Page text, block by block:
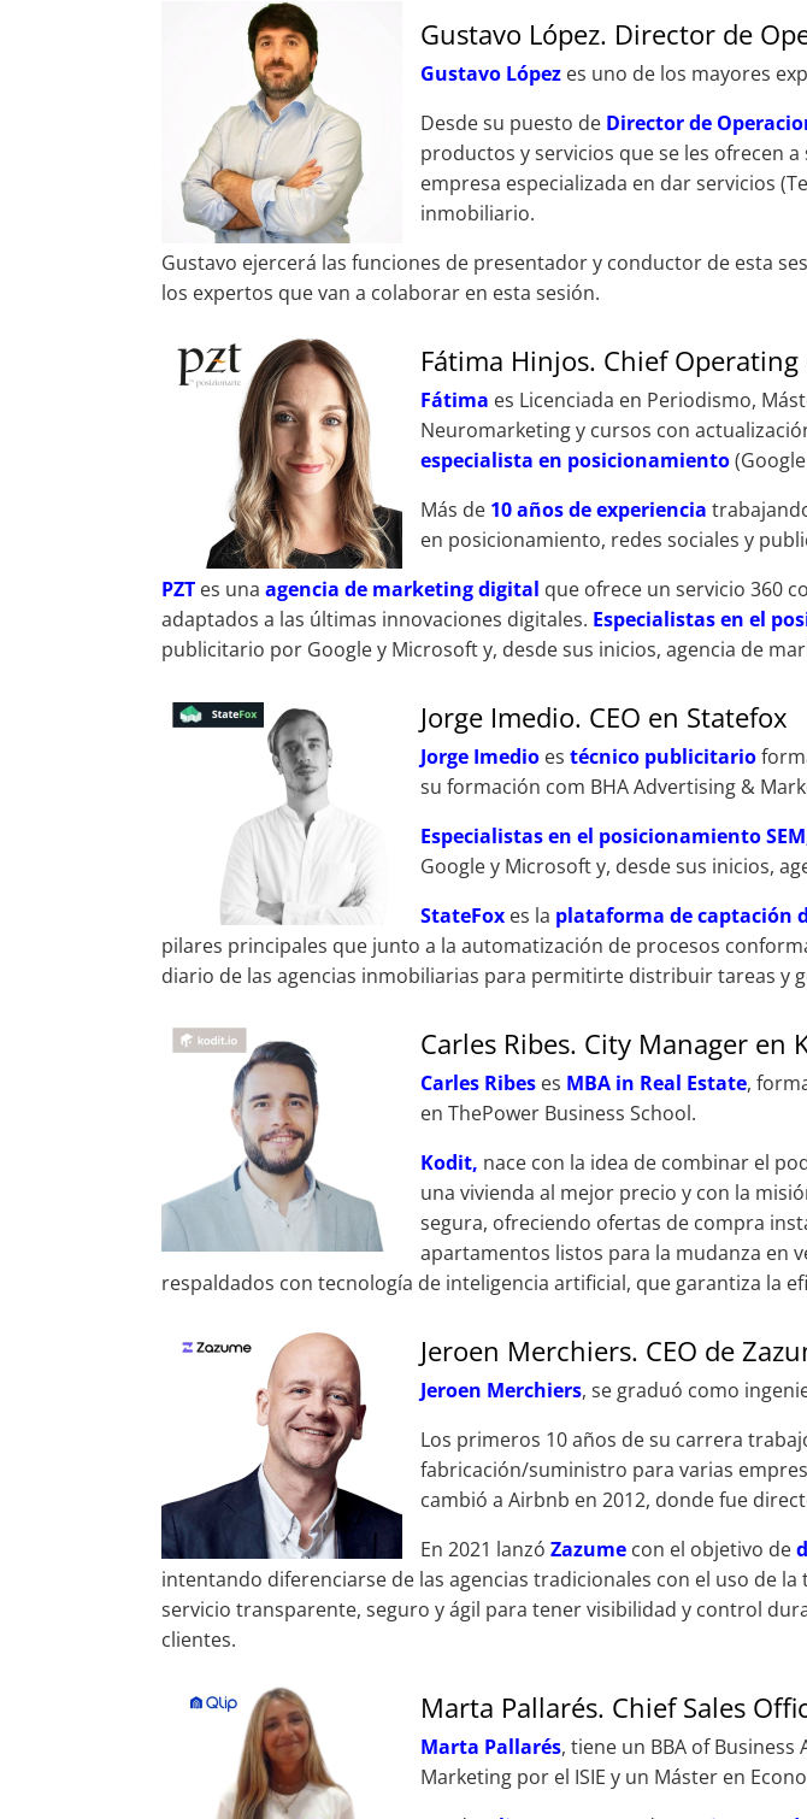
Gustavo López. Director de
Gustavo López es uno de los mayores
Desde su puesto de Director de
productos y servicios que se les ofrecen
empresa especializada en dar servicios
inmobiliario.
Gustavo ejercerá las funciones de presentador y conductor de esta
los expertos que van a colaborar en esta sesión.
Fátima Hinjos. Chief Operating
Fátima es Licenciada en Periodismo,
Neuromarketing y cursos con
especialista en posicionamiento
Más de 10 años de experiencia
en posicionamiento, redes sociales y
PZT es unaagencia de marketing digital que ofrece un servicio 360
adaptados a las últimas innovaciones digitales. Especialistas en el
publicitario por Google y Microsoft y, desde sus inicios, agencia de
Jorge Imedio. CEO en Statefox
Jorge Imedio estécnico publicitario
su formación com BHA Advertising &
Especialistas en el posicionamiento
Google y Microsoft y, desde sus inicios,
StateFox es la plataforma de captación
pilares principales que junto a la automatización de procesos
diario de las agencias inmobiliarias para permitirte distribuir tareas y
Carles Ribes. City Manager en
Carles Ribes es MBA in Real Estate,
en ThePower Business School.
Kodit, nace con la idea de combinar el
una vivienda al mejor precio y con la
segura, ofreciendo ofertas de compra
apartamentos listos para la mudanza en
respaldados con tecnología de inteligencia artificial, que garantiza la
Jeroen Merchiers. CEO de
Jeroen Merchiers, se graduó como
Los primeros 10 años de su carrera
fabricación/suministro para varias
cambió a Airbnb en 2012, donde fue
En 2021 lanzóZazume con el objetivo de
intentando diferenciarse de las agencias tradicionales con el uso de
servicio transparente, seguro y ágil para tener visibilidad y control
clientes.
Marta Pallarés. Chief Sales
Marta Pallarés, tiene un BBA of
Marketing por el ISIE y un Máster en